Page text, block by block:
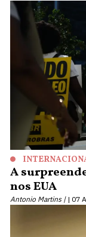
A
nos EUA
Antonio Martins | 07